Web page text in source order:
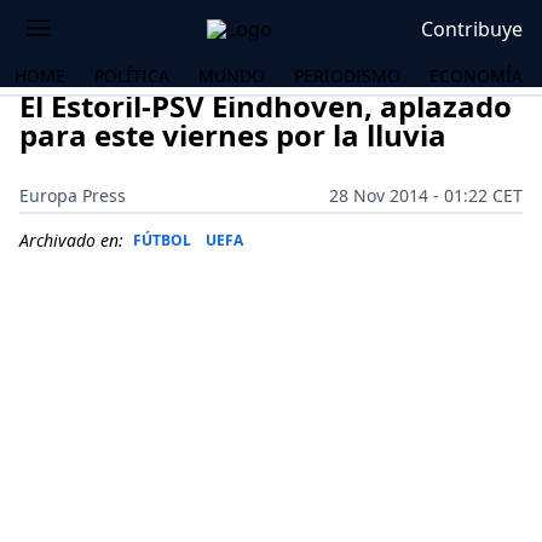
Contribuye
HOME POLÍTICA MUNDO PERIODISMO ECONOMÍA
El Estoril-PSV Eindhoven, aplazado
para este viernes por la lluvia
Europa Press
28 Nov 2014 - 01:22 CET
Archivado en: FÚTBOL UEFA